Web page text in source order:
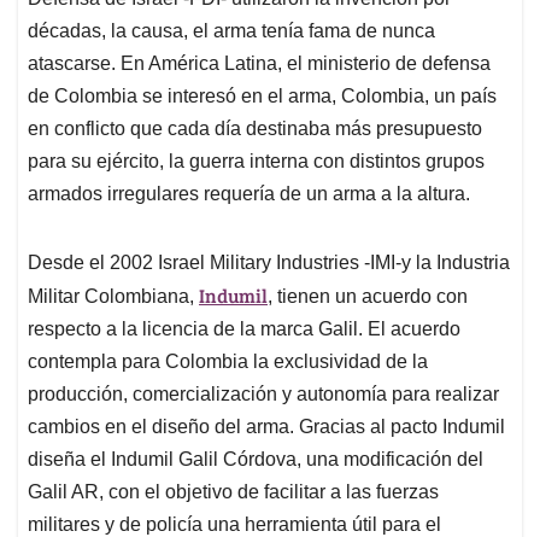
décadas, la causa, el arma tenía fama de nunca
atascarse. En América Latina, el ministerio de defensa
de Colombia se interesó en el arma, Colombia, un país
en conflicto que cada día destinaba más presupuesto
para su ejército, la guerra interna con distintos grupos
armados irregulares requería de un arma a la altura.
Desde el 2002 Israel Military Industries -IMI-y la Industria
Militar Colombiana, Indumil, tienen un acuerdo con
respecto a la licencia de la marca Galil. El acuerdo
contempla para Colombia la exclusividad de la
producción, comercialización y autonomía para realizar
cambios en el diseño del arma. Gracias al pacto Indumil
diseña el Indumil Galil Córdova, una modificación del
Galil AR, con el objetivo de facilitar a las fuerzas
militares y de policía una herramienta útil para el